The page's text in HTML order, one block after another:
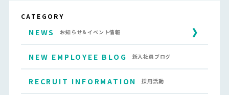
CATEGORY
NEWS お知らせ＆イベント情報
NEW EMPLOYEE BLOG 新入社員ブログ
RECRUIT INFORMATION 採用活動